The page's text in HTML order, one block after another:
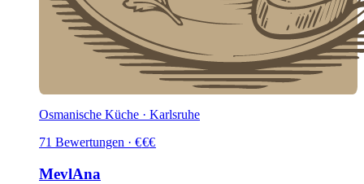
Osmanische Küche · Karlsruhe
71 Bewertungen · €€€
MevlAna